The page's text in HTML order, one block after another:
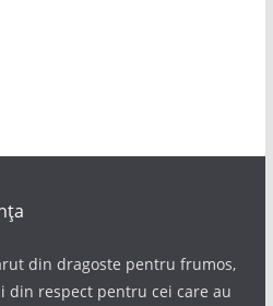
din dragoste pentru frumos,
din respect pentru cei care au